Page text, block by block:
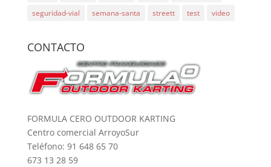
seguridad-vial
semana-santa streett test video
CONTACTO
FORMULA CERO OUTDOOR KARTING
Centro comercial ArroyoSur
Teléfono: 91 648 65 70
673 13 28 59